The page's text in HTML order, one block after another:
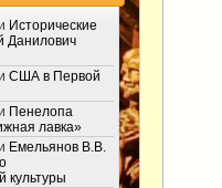
Исторические
Данилович
США в Первой
Пенелопа
лавка»
Емельянов В.В.
культуры